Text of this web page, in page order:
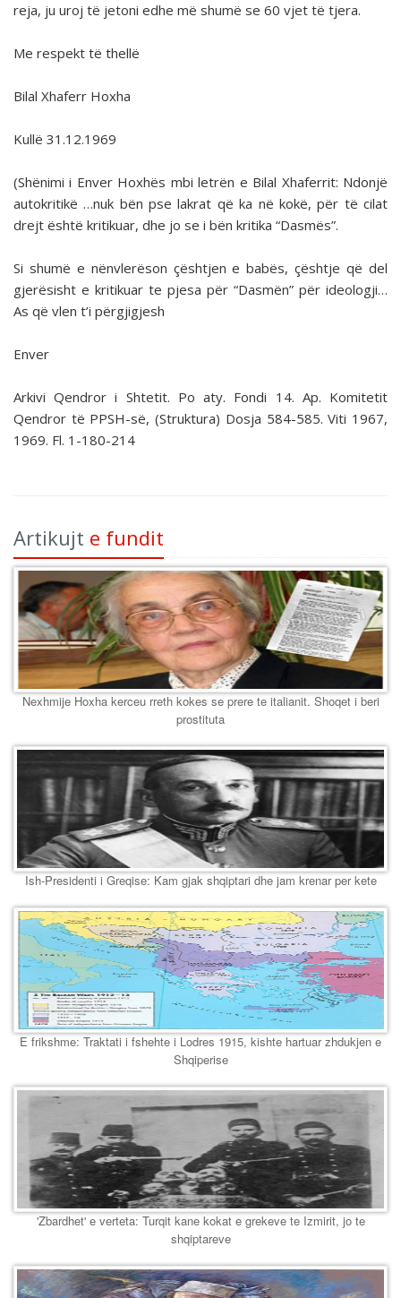
reja, ju uroj të jetoni edhe më shumë se 60 vjet të tjera.
Me respekt të thellë
Bilal Xhaferr Hoxha
Kullë 31.12.1969
(Shënimi i Enver Hoxhës mbi letrën e Bilal Xhaferrit: Ndonjë
autokritikë …nuk bën pse lakrat që ka në kokë, për të cilat
drejt është kritikuar, dhe jo se i bën kritika “Dasmës”.
Si shumë e nënvlerëson çështjen e babës, çështje që del
gjerësisht e kritikuar te pjesa për “Dasmën” për ideologji…
As që vlen t’i përgjigjesh
Enver
Arkivi Qendror i Shtetit. Po aty. Fondi 14. Ap. Komitetit
Qendror të PPSH-së, (Struktura) Dosja 584-585. Viti 1967,
1969. Fl. 1-180-214
Artikujt e fundit
Nexhmije Hoxha kerceu rreth kokes se prere te italianit. Shoqet i beri
prostituta
Ish-Presidenti i Greqise: Kam gjak shqiptari dhe jam krenar per kete
E frikshme: Traktati i fshehte i Lodres 1915, kishte hartuar zhdukjen e
Shqiperise
'Zbardhet' e verteta: Turqit kane kokat e grekeve te Izmirit, jo te
shqiptareve